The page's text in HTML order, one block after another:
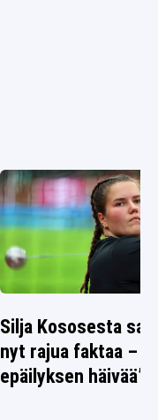
Silja Kososesta
nyt rajua faktaa –
epäilyksen häivää”